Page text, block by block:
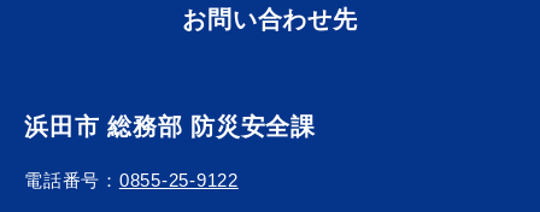
お問い合わせ先
浜田市 総務部 防災安全課
電話番号： 0855-25-9122